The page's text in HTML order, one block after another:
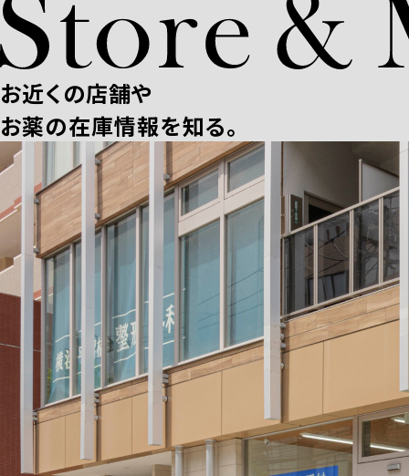
お近くの店舗や
お薬の在庫情報を知る。